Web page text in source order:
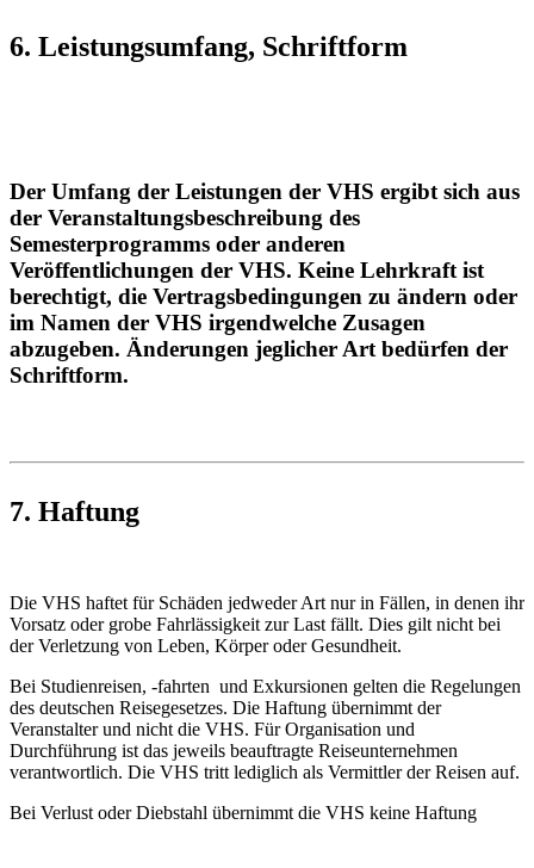
6. Leistungsumfang, Schriftform
Der Umfang der Leistungen der VHS ergibt sich aus
der Veranstaltungsbeschreibung des
Semesterprogramms oder anderen
Veröffentlichungen der VHS. Keine Lehrkraft ist
berechtigt, die Vertragsbedingungen zu ändern oder
im Namen der VHS irgendwelche Zusagen
abzugeben. Änderungen jeglicher Art bedürfen der
Schriftform.
7. Haftung
Die VHS haftet für Schäden jedweder Art nur in Fällen, in denen ihr
Vorsatz oder grobe Fahrlässigkeit zur Last fällt. Dies gilt nicht bei
der Verletzung von Leben, Körper oder Gesundheit.
Bei Studienreisen, -fahrten und Exkursionen gelten die Regelungen
des deutschen Reisegesetzes. Die Haftung übernimmt der
Veranstalter und nicht die VHS. Für Organisation und
Durchführung ist das jeweils beauftragte Reiseunternehmen
verantwortlich. Die VHS tritt lediglich als Vermittler der Reisen auf.
Bei Verlust oder Diebstahl übernimmt die VHS keine Haftung